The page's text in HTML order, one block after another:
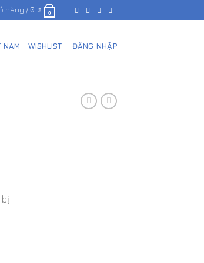
hàng / 0 ₫ 0
NAM WISHLIST ĐĂNG NHẬP